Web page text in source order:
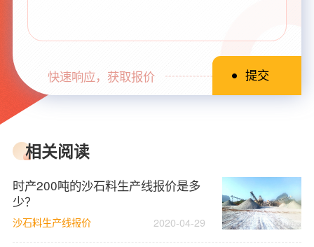
快速响应，获取报价
相关阅读
时产200吨的沙石料生产线报价是多
少？
沙石料生产线报价 2020-04-29